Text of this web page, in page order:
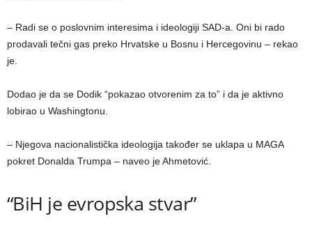
– Radi se o poslovnim interesima i ideologiji SAD-a. Oni bi rado
prodavali tečni gas preko Hrvatske u Bosnu i Hercegovinu – rekao
je.
Dodao je da se Dodik “pokazao otvorenim za to” i da je aktivno
lobirao u Washingtonu.
– Njegova nacionalistička ideologija također se uklapa u MAGA
pokret Donalda Trumpa – naveo je Ahmetović.
“BiH je evropska stvar”